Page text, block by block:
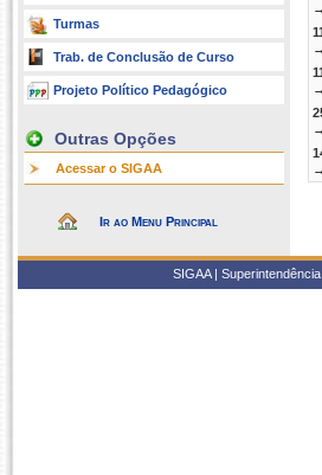
Turmas
Trab. de Conclusão de Curso
Projeto Político Pedagógico
Outras Opções
Acessar o SIGAA
Ir ao Menu Principal
SIGAA |